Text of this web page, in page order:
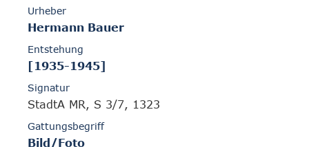
Urheber
Hermann Bauer
Entstehung
[1935-1945]
Signatur
StadtA MR, S 3/7, 1323
Gattungsbegriff
Bild/Foto